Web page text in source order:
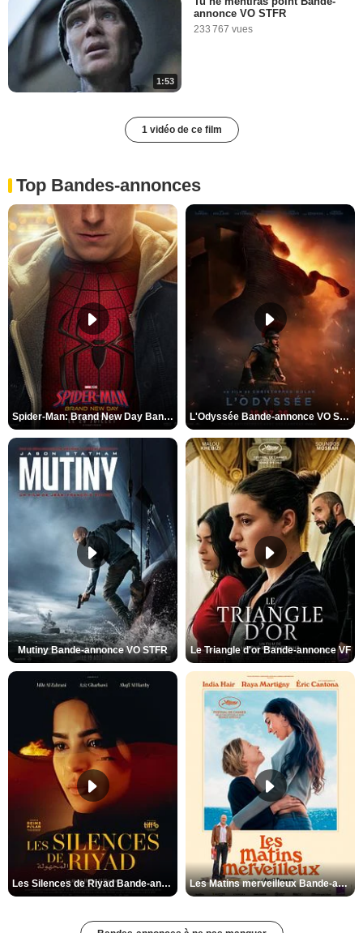
1:53
annonce VO STFR
233 767 vues
1 vidéo de ce film
Top Bandes-annonces
Spider-Man: Brand New Day Bande-annonce VO STFR L'Odyssée Bande-annonce VO STFR
Mutiny Bande-annonce VO STFR Le Triangle d'or Bande-annonce VF
Les Silences de Riyad Bande-annonce VO STFR Les Matins merveilleux Bande-annonce VF